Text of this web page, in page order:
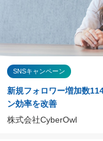
SNSキャンペーン
新規フォロワー増加数
ン効率を改善
株式会社CyberOwl